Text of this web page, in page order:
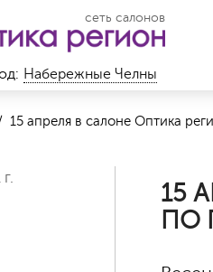
сеть салонов
Набережные Челны
15 апреля в салоне Оптика
15
ПО